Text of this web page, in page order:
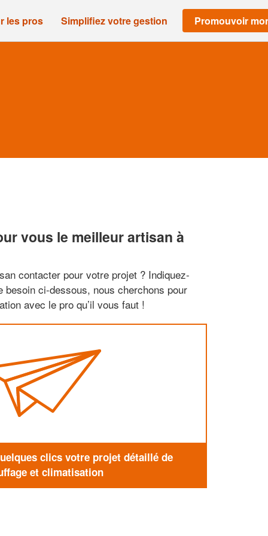
les pros Simplifiez votre gestion Promouvoir
vous le meilleur artisan à
contacter pour votre projet ? Indiquez-
besoin ci-dessous, nous cherchons pour
avec le pro qu’il vous faut !
clics votre projet détaillé de
et climatisation